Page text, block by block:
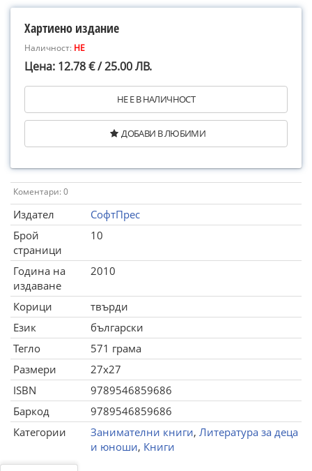
Хартиено издание
Наличност: НЕ
Цена: 12.78 € / 25.00 ЛВ.
НЕ Е В НАЛИЧНОСТ
ДОБАВИ В ЛЮБИМИ
Коментари: 0
Издател
СофтПрес
Брой
страници
10
Година на
издаване
2010
Корици
твърди
Език
български
Тегло
571 грама
Размери
27x27
ISBN
9789546859686
Баркод
9789546859686
Категории
Занимателни книги, Литература за деца
и юноши, Книги